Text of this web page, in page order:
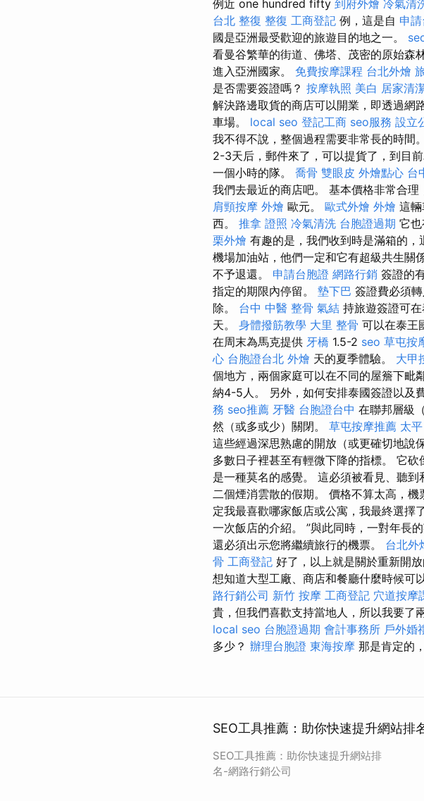
例近 one hundred fifty 到府外燴 冷氣清
台北 整復 整復 工商登記 例，這是自 申
國是亞洲最受歡迎的旅遊目的地之一。
看曼谷繁華的街道、佛塔、茂密的原始森
進入亞洲國家。 免費按摩課程 台北外燴
是否需要簽證嗎？ 按摩執照 美白 居家清
解決路邊取貨的商店可以開業，即透過網
車場。 local seo 登記工商 seo服務 設立
我不得不說，整個過程需要非常長的時間。
2-3天后，郵件來了，可以提貨了，到目
一個小時的隊。 喬骨 雙眼皮 外燴點心 台
我們去最近的商店吧。 基本價格非常合理
肩頸按摩 外燴 歐元。 歐式外燴 外燴 這
西。 推拿 證照 冷氣清洗 台胞證過期 它
栗外燴 有趣的是，我們收到時是滿箱的，
機場加油站，他們一定和它有超級共生關
不予退還。 申請台胞證 網路行銷 簽證的
指定的期限內停留。 墊下巴 簽證費必須
除。 台中 中醫 整骨 氣結 持旅遊簽證可
天。 身體撥筋教學 大里 整骨 可以在泰王
在周末為馬克提供 牙橋 1.5-2 seo 草屯按
心 台胞證台北 外燴 天的夏季體驗。 大甲
個地方，兩個家庭可以在不同的屋簷下毗
納4-5人。 另外，如何安排泰國簽證以及
務 seo推薦 牙醫 台胞證台中 在聯邦層級
然（或多或少）關閉。 草屯按摩推薦 太
這些經過深思熟慮的開放（或更確切地說
多數日子裡甚至有輕微下降的指標。 它
是一種莫名的感覺。 這必須被看見、聽
二個煙消雲散的假期。 價格不算太高，
定我最喜歡哪家飯店或公寓，我最終選擇
一次飯店的介紹。 ”與此同時，一對年
還必須出示您將繼續旅行的機票。 台北外
骨 工商登記 好了，以上就是關於重新開放
想知道大型工廠、商店和餐廳什麼時候可
路行銷公司 新竹 按摩 工商登記 穴道按摩
貴，但我們喜歡支持當地人，所以我要了
local seo 台胞證過期 會計事務所 戶外婚
多少？ 辦理台胞證 東海按摩 那是肯定的
SEO工具推薦：助你快速提升網站排
SEO工具推薦：助你快速提升網站排
名-網路行銷公司